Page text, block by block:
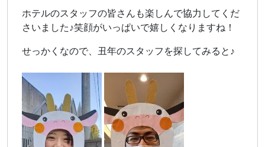
ホテルのスタッフの皆さんも楽しんで協力してくだ
さいました♪笑顔がいっぱいで嬉しくなりますね！
せっかくなので、丑年のスタッフを探してみると♪